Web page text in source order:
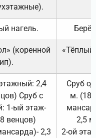
нагель.
(коренной
«Тёплый
2,4
Сруб с
1-ый этаж-
венцов)
2,3
Сруб
м. (18
2,5
2-ой